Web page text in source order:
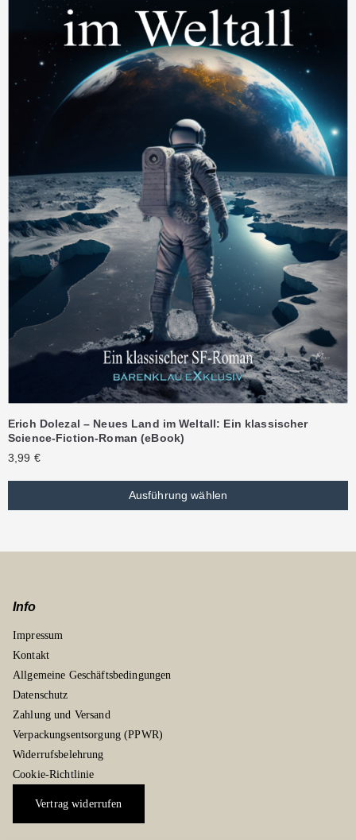
Erich Dolezal – Neues Land im Weltall: Ein klassischer
Science-Fiction-Roman (eBook)
3,99 €
Ausführung wählen
Info
Impressum
Kontakt
Allgemeine Geschäftsbedingungen
Datenschutz
Zahlung und Versand
Verpackungsentsorgung (PPWR)
Widerrufsbelehrung
Cookie-Richtlinie
Vertrag widerrufen